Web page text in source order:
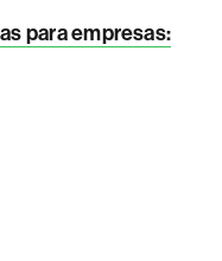
para empresas: